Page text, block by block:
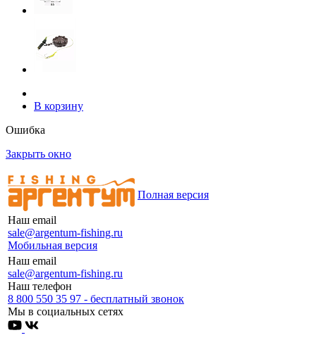
В корзину
Ошибка
Закрыть окно
Наш email
sale@argentum-fishing.ru
Мобильная версия
Полная версия
Наш email
sale@argentum-fishing.ru
Наш телефон
8 800 550 35 97 - бесплатный звонок
Мы в социальных сетях